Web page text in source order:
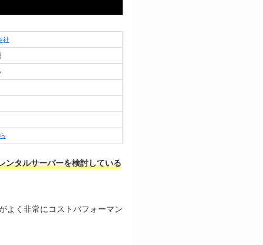
社
ンタルサーバーを検討している
よく非常にコストパフォーマン